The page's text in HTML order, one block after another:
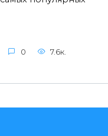
0 7.6к.